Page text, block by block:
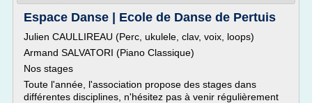
Espace Danse | Ecole de Danse de Pertuis
Julien CAULLIREAU (Perc, ukulele, clav, voix, loops)
Armand SALVATORI (Piano Classique)
Nos stages
Toute l'année, l'association propose des stages dans
différentes disciplines, n'hésitez pas à venir régulièrement